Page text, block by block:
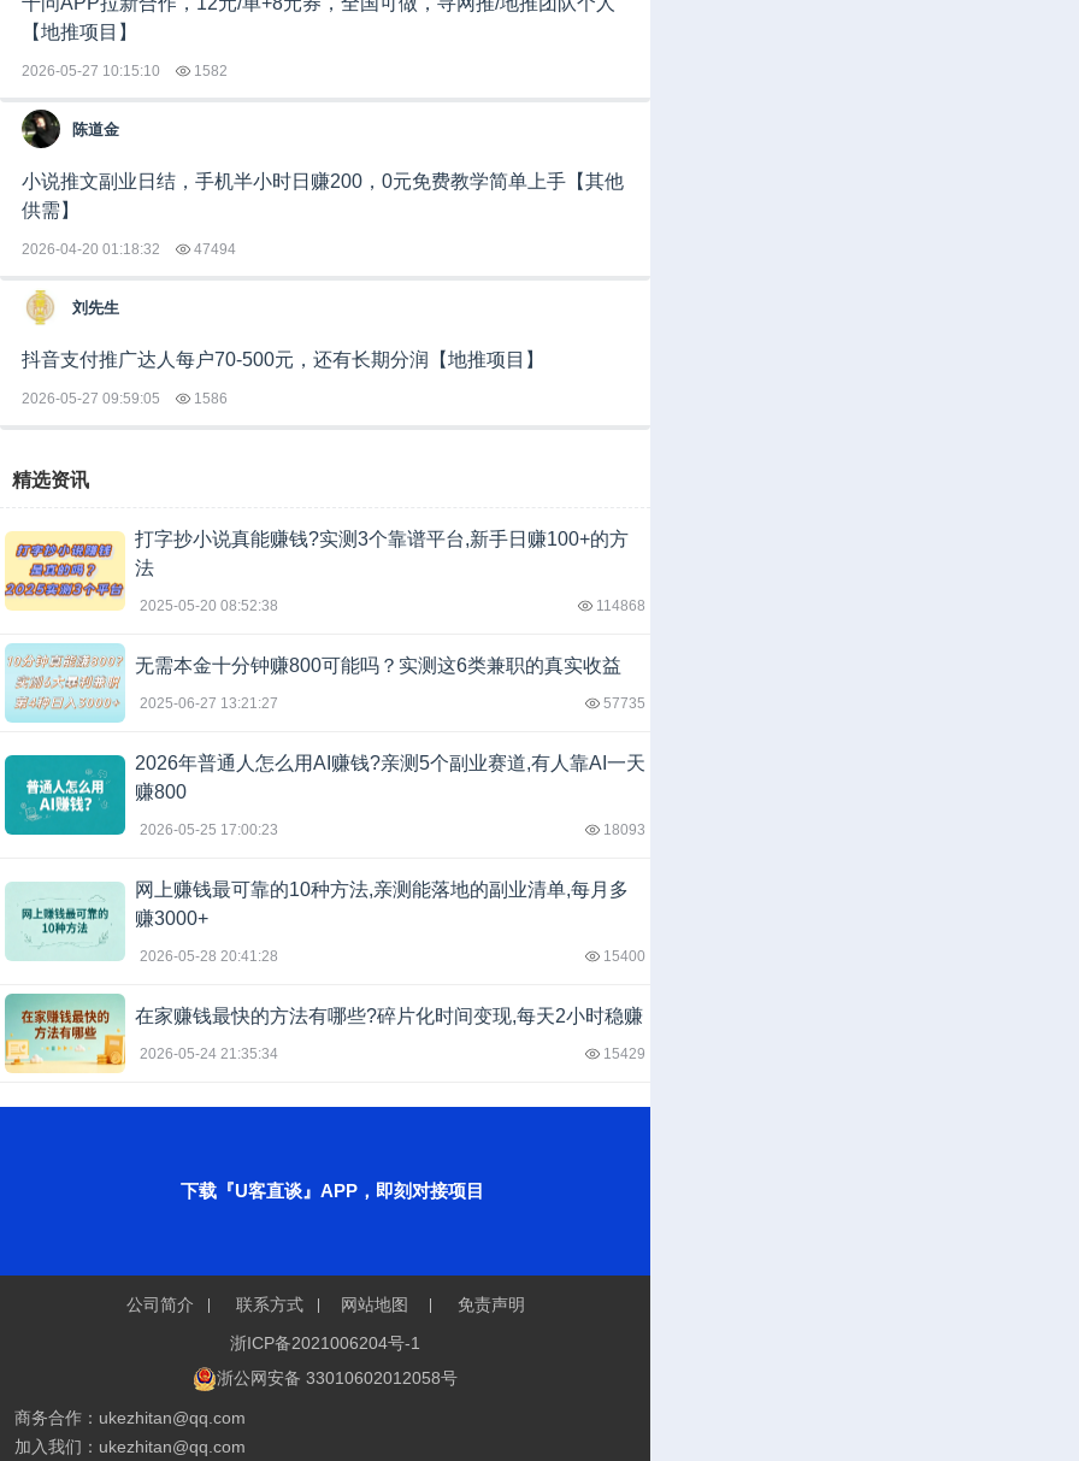
【地推项目】
2026-05-27 10:15:10 1582
陈道金
小说推文副业日结，手机半小时日赚200，0元免费教学简单上手【其他
供需】
2026-04-20 01:18:32 47494
刘先生
抖音支付推广达人每户70-500元，还有长期分润【地推项目】
2026-05-27 09:59:05 1586
精选资讯
打字抄小说真能赚钱?实测3个靠谱平台,新手日赚100+的方
法
2025-05-20 08:52:38 114868
无需本金十分钟赚800可能吗？实测这6类兼职的真实收益
2025-06-27 13:21:27 57735
2026年普通人怎么用AI赚钱?亲测5个副业赛道,有人靠AI一天
赚800
2026-05-25 17:00:23 18093
网上赚钱最可靠的10种方法,亲测能落地的副业清单,每月多
赚3000+
2026-05-28 20:41:28 15400
在家赚钱最快的方法有哪些?碎片化时间变现,每天2小时稳赚
2026-05-24 21:35:34 15429
下载『U客直谈』APP，即刻对接项目
公司简介 联系方式 网站地图
免责声明
浙ICP备2021006204号-1
浙公网安备 33010602012058号
商务合作：ukezhitan@qq.com
加入我们：ukezhitan@qq.com